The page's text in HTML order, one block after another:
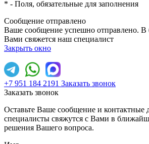
* - Поля, обязательные для заполнения
Сообщение отправлено
Ваше сообщение успешно отправлено. В
Вами свяжется наш специалист
Закрыть окно
+7 951 184 2191 Заказать звонок
Заказать звонок
Оставьте Ваше сообщение и
специалисты свяжутся с Вами в
решения Вашего вопроса.